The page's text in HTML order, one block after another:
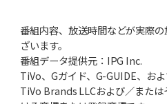
番組内容、放送時間などが実際
ざいます。
番組データ提供元：IPG Inc.
TiVo、Gガイド、G-GUIDE、お
TiVo Brands LLCおよび／また